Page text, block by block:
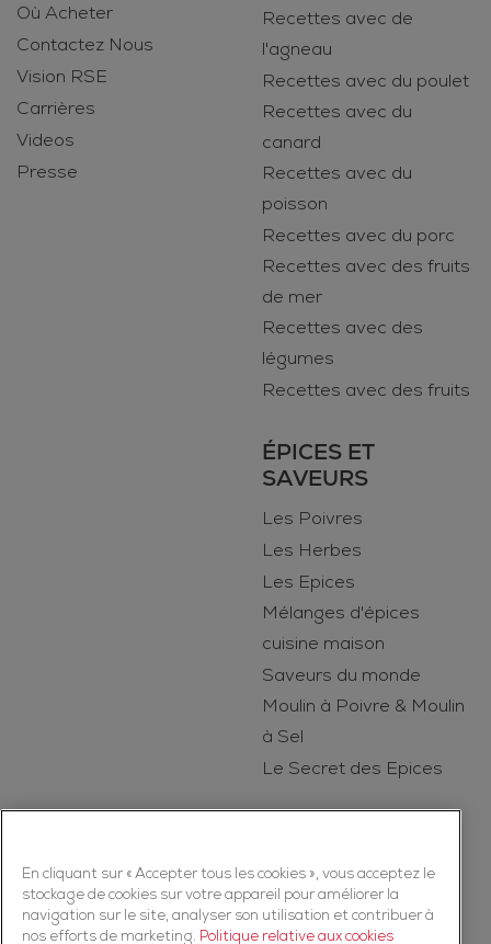
Où Acheter
Contactez Nous
Vision RSE
Carrières
Videos
Presse
Recettes avec de
l'agneau
Recettes avec du poulet
Recettes avec du
canard
Recettes avec du
poisson
Recettes avec du porc
Recettes avec des fruits
de mer
Recettes avec des
légumes
Recettes avec des fruits
ÉPICES ET
SAVEURS
Les Poivres
Les Herbes
Les Epices
Mélanges d'épices
cuisine maison
Saveurs du monde
Moulin à Poivre & Moulin
à Sel
Le Secret des Epices
En cliquant sur « Accepter tous les cookies », vous acceptez le
stockage de cookies sur votre appareil pour améliorer la
navigation sur le site, analyser son utilisation et contribuer à
nos efforts de marketing. Politique relative aux cookies